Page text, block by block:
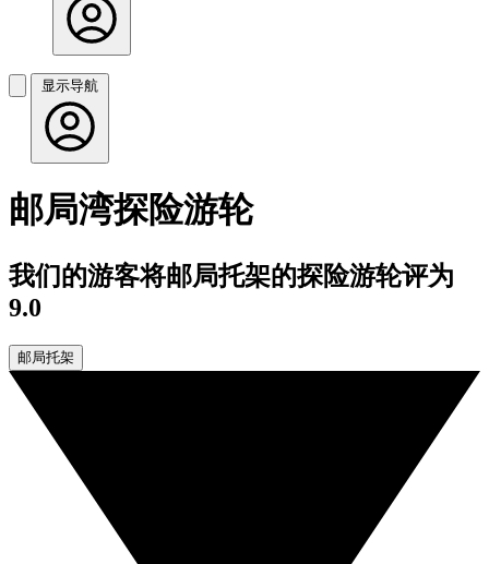
显示导航
邮局湾探险游轮
我们的游客将邮局托架的探险游轮评为
9.0
邮局托架